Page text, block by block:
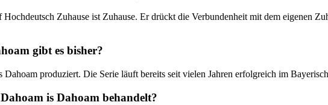
Zuhause ist Zuhause. Er drückt die Verbundenheit mit dem eigenen
gibt es bisher?
produziert. Die Serie läuft bereits seit vielen Jahren erfolgreich im
is Dahoam behandelt?